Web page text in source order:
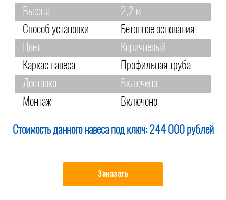
Высота
2,2 м
Способ установки
Бетонное основания
Цвет
Коричневый
Каркас навеса
Профильная труба
Доставка
Включено
Монтаж
Включено
Стоимость данного навеса под ключ: 244 000 рублей
Заказать